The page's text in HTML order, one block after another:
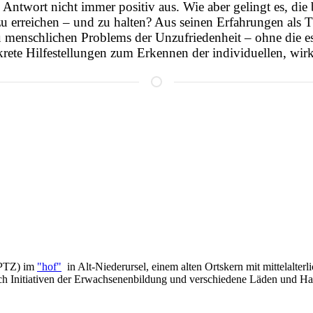
nicht immer positiv aus. Wie aber gelingt es,
– und zu halten? Aus seinen Erfahrungen als
Problems der Unzufriedenheit – ohne die
Hilfestellungen zum Erkennen der individuellen,
im "hof" in Alt-Niederursel, einem alten Ortskern mit
Initiativen der Erwachsenenbildung und verschiedene Läden und